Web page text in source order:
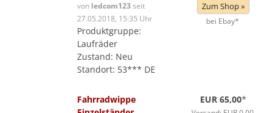
von ledcom123seit
27.05.2018, 15:35 Uhr
Produktgruppe:
Laufräder
Zustand: Neu
Standort: 53*** DE
Zum Shop »
bei Ebay*
Fahrradwippe
EUR 65,00*